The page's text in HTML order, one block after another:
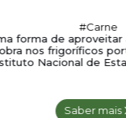
#Carne
forma de aproveitar
nos frigoríficos
Nacional de
Saber mais